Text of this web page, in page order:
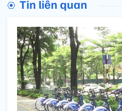
Tin liên quan